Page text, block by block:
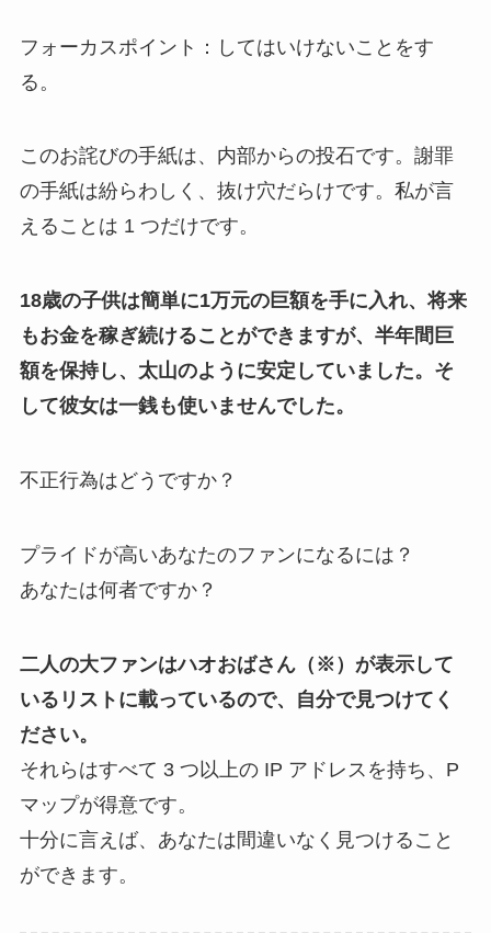
フォーカスポイント：してはいけないことをす
る。
このお詫びの手紙は、内部からの投石です。謝罪
の手紙は紛らわしく、抜け穴だらけです。私が言
えることは 1 つだけです。
18歳の子供は簡単に1万元の巨額を手に入れ、将来
もお金を稼ぎ続けることができますが、半年間巨
額を保持し、太山のように安定していました。そ
して彼女は一銭も使いませんでした。
不正行為はどうですか？
プライドが高いあなたのファンになるには？
あなたは何者ですか？
二人の大ファンはハオおばさん（※）が表示して
いるリストに載っているので、自分で見つけてく
ださい。
それらはすべて 3 つ以上の IP アドレスを持ち、P
マップが得意です。
十分に言えば、あなたは間違いなく見つけること
ができます。